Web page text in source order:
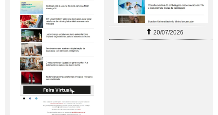
20/07/2026